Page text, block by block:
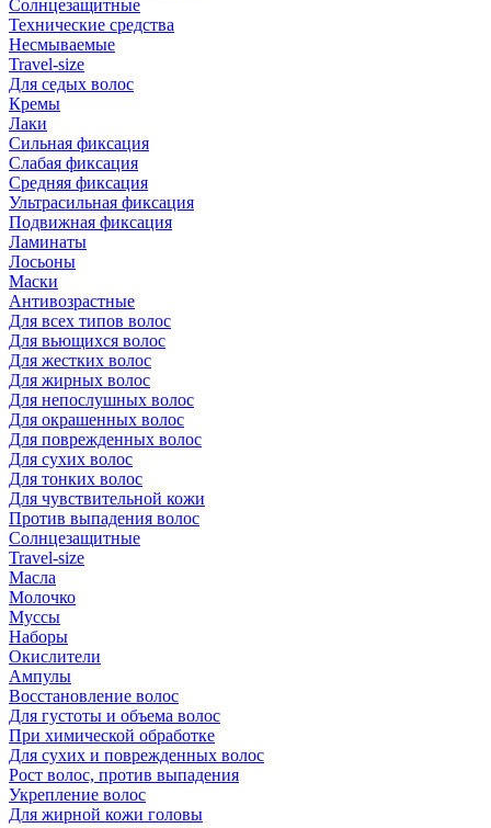
Солнцезащитные
Технические средства
Несмываемые
Travel-size
Для седых волос
Кремы
Лаки
Сильная фиксация
Слабая фиксация
Средняя фиксация
Ультрасильная фиксация
Подвижная фиксация
Ламинаты
Лосьоны
Маски
Антивозрастные
Для всех типов волос
Для вьющихся волос
Для жестких волос
Для жирных волос
Для непослушных волос
Для окрашенных волос
Для поврежденных волос
Для сухих волос
Для тонких волос
Для чувствительной кожи
Против выпадения волос
Солнцезащитные
Travel-size
Масла
Молочко
Муссы
Наборы
Окислители
Ампулы
Восстановление волос
Для густоты и объема волос
При химической обработке
Для сухих и поврежденных волос
Рост волос, против выпадения
Укрепление волос
Для жирной кожи головы